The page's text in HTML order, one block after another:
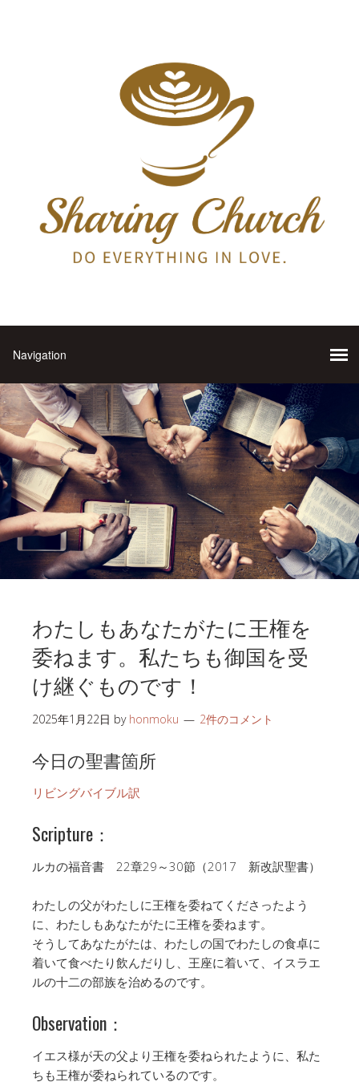
わたしもあなたがたに王権を
委ねます。私たちも御国を受
け継ぐものです！
2025年1月22日 by honmoku 2件のコメント
今日の聖書箇所
リビングバイブル訳
Scripture：
ルカの福音書 22章29～30節（2017 新改訳聖書）
わたしの父がわたしに王権を委ねてくださったよう
に、わたしもあなたがたに王権を委ねます。
そうしてあなたがたは、わたしの国でわたしの食卓に
着いて食べたり飲んだりし、王座に着いて、イスラエ
ルの十二の部族を治めるのです。
Observation：
イエス様が天の父より王権を委ねられたように、私た
ちも王権が委ねられているのです。